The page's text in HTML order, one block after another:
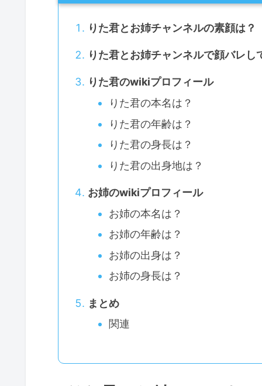
りた君とお姉チャンネルの素顔は？
りた君とお姉チャンネルで顔バレし
りた君のwikiプロフィール
りた君の本名は？
りた君の年齢は？
りた君の身長は？
りた君の出身地は？
お姉のwikiプロフィール
お姉の本名は？
お姉の年齢は？
お姉の出身は？
お姉の身長は？
まとめ
関連